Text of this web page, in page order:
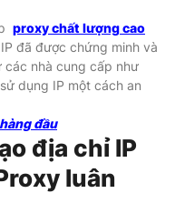
proxy chất lượng cao
đã được chứng minh và
các nhà cung cấp như
dụng IP một cách an
đầu
địa chỉ IP
luân